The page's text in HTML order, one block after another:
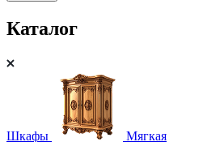
Каталог
Шкафы Мягкая